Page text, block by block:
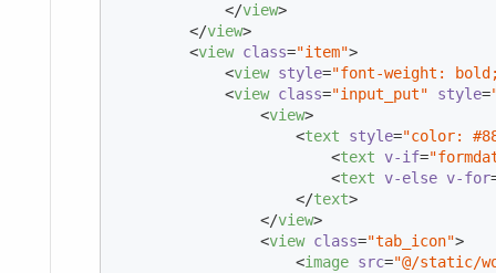
</view>
</view>
<view class="item">
<view style="font-weight:
<view class="input_put" style=
<view>
<text style="color:
<text v-if=
<text v-else v-for
</text>
</view>
<view class="tab_icon">
<image src="@/static/